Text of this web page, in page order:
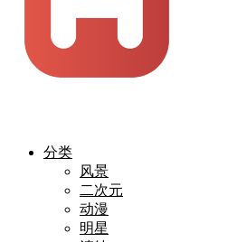
分类
风景
二次元
动漫
明星